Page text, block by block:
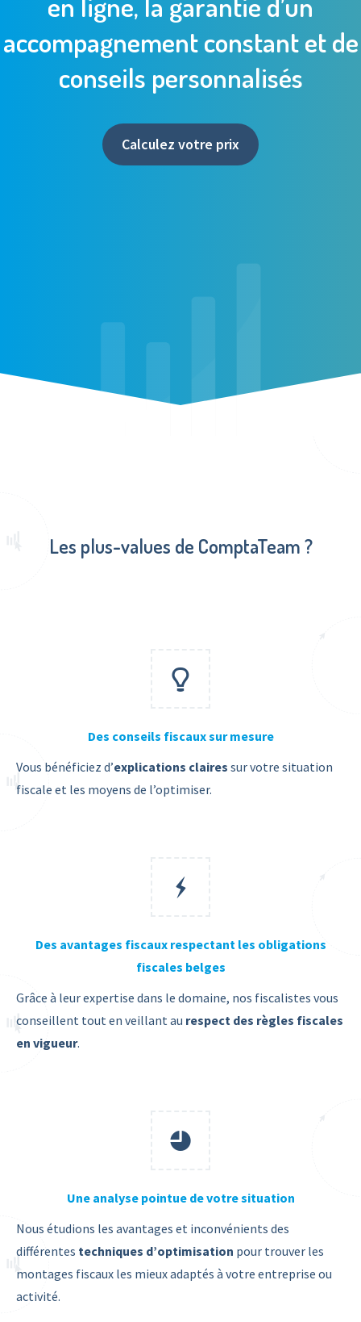
accompagnement constant et de
conseils personnalisés
Calculez votre prix
Les plus-values de ComptaTeam ?
Des conseils fiscaux sur mesure
Vous bénéficiez d’explications claires sur votre situation
fiscale et les moyens de l’optimiser.
Des avantages fiscaux respectant les obligations
fiscales belges
Grâce à leur expertise dans le domaine, nos fiscalistes vous
conseillent tout en veillant au respect des règles fiscales
en vigueur.
Une analyse pointue de votre situation
Nous étudions les avantages et inconvénients des
différentes techniques d’optimisation pour trouver les
montages fiscaux les mieux adaptés à votre entreprise ou
activité.